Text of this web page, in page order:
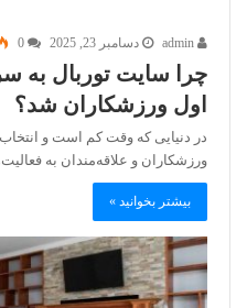
دسامبر 23, 2025
چرا سایت توربال به
اول ورزشکاران شد؟
در دنیایی که وقت کم است و
ورزشکاران و علاقه‌مندان به
بیشتر بخوانید »